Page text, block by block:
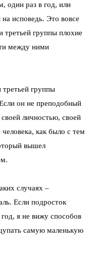
один раз в год, или
исповедь. Это вовсе
третьей группы плохие
между ними
группы
он не преподобный
личностью, своей
как было с тем
вышел
случаях –
Если подросток
я не вижу способов
самую маленькую